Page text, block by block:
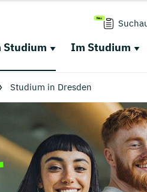
Studium Im Studium
Studium in Dresden